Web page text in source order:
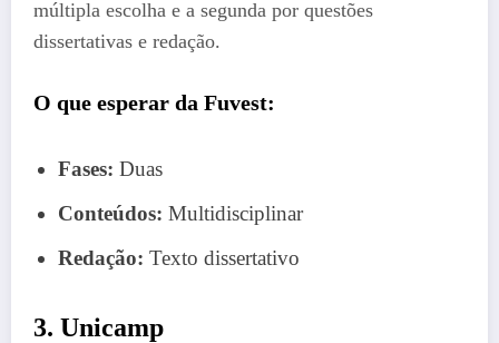
múltipla escolha e a segunda por questões
dissertativas e redação.
O que esperar da Fuvest:
Fases: Duas
Conteúdos: Multidisciplinar
Redação: Texto dissertativo
3. Unicamp